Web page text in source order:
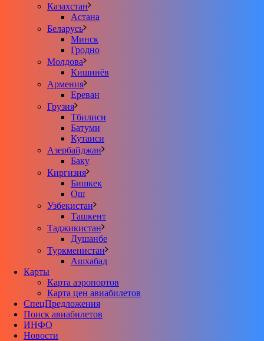
Казахстан
Астана
Беларусь
Минск
Гродно
Молдова
Кишинёв
Армения
Ереван
Грузия
Тбилиси
Батуми
Кутаиси
Азербайджан
Баку
Киргизия
Бишкек
Ош
Узбекистан
Ташкент
Таджикистан
Душанбе
Туркменистан
Ашхабад
Карты
Карта аэропортов
Карта цен авиабилетов
CпецПредложения
Поиск авиабилетов
ИНФО
Новости